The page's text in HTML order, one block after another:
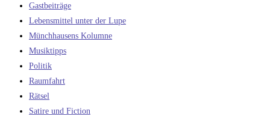
Gastbeiträge
Lebensmittel unter der Lupe
Münchhausens Kolumne
Musiktipps
Politik
Raumfahrt
Rätsel
Satire und Fiction